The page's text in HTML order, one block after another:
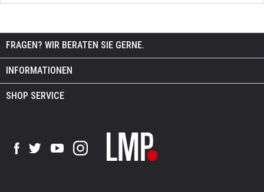
FRAGEN? WIR BERATEN SIE GERNE.
INFORMATIONEN
SHOP SERVICE